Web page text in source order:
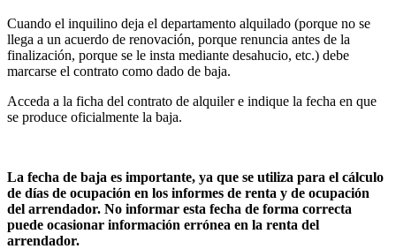
Cuando el inquilino deja el departamento alquilado (porque no se
llega a un acuerdo de renovación, porque renuncia antes de la
finalización, porque se le insta mediante desahucio, etc.) debe
marcarse el contrato como dado de baja.
Acceda a la ficha del contrato de alquiler e indique la fecha en que
se produce oficialmente la baja.
La fecha de baja es importante, ya que se utiliza para el cálculo
de días de ocupación en los informes de renta y de ocupación
del arrendador. No informar esta fecha de forma correcta
puede ocasionar información errónea en la renta del
arrendador.